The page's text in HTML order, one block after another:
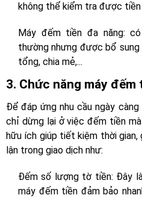
không thể kiểm tra được tiền
Máy đếm tiền đa năng:
thường nhưng được bổ
tổng, chia mẻ,...
3. Chức năng máy đếm
Để đáp ứng nhu cầu ngày
chỉ dừng lại ở việc đếm tiền
hữu ích giúp tiết kiệm thời
lận trong giao dịch như:
Đếm số lượng tờ tiền: Đây
máy đếm tiền đảm bảo